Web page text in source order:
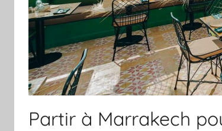
Partir à Marrakech